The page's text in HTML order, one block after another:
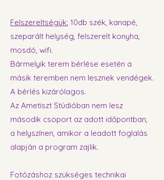
Felszereltségük: 10db szék, kanapé,
szeparált helység, felszerelt konyha,
mosdó, wifi.
Bármelyik terem bérlése esetén a
másik teremben nem lesznek vendégek.
A bérlés kizárólagos.
Az Ametiszt Stúdióban nem lesz
második csoport az adott időpontban,
a helyszínen, amikor a leadott foglalás
alapján a program zajlik.
Fotózáshoz szükséges technikai